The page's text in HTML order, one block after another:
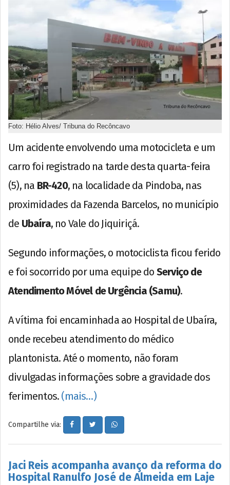
Foto: Hélio Alves/ Tribuna do Recôncavo
Um acidente envolvendo uma motocicleta e um
carro foi registrado na tarde desta quarta-feira
(5), na BR-420, na localidade da Pindoba, nas
proximidades da Fazenda Barcelos, no município
de Ubaíra, no Vale do Jiquiriçá.
Segundo informações, o motociclista ficou ferido
e foi socorrido por uma equipe do Serviço de
Atendimento Móvel de Urgência (Samu).
A vítima foi encaminhada ao Hospital de Ubaíra,
onde recebeu atendimento do médico
plantonista. Até o momento, não foram
divulgadas informações sobre a gravidade dos
ferimentos. (mais…)
Compartilhe via:
Jaci Reis acompanha avanço da reforma do
Hospital Ranulfo José de Almeida em Laje